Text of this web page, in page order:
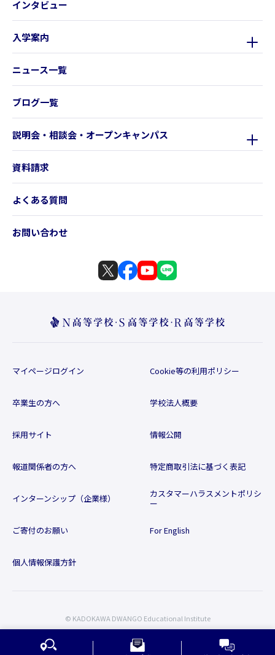
インタビュー
入学案内
ニュース一覧
ブログ一覧
説明会・相談会・オープンキャンパス
資料請求
よくある質問
お問い合わせ
マイページログイン
卒業生の方へ
採用サイト
報道関係者の方へ
インターンシップ（企業様）
ご寄付のお願い
個人情報保護方針
Cookie等の利用ポリシー
学校法人概要
情報公開
特定商取引法に基づく表記
カスタマーハラスメントポリシ
ー
For English
© KADOKAWA DWANGO Educational Institute